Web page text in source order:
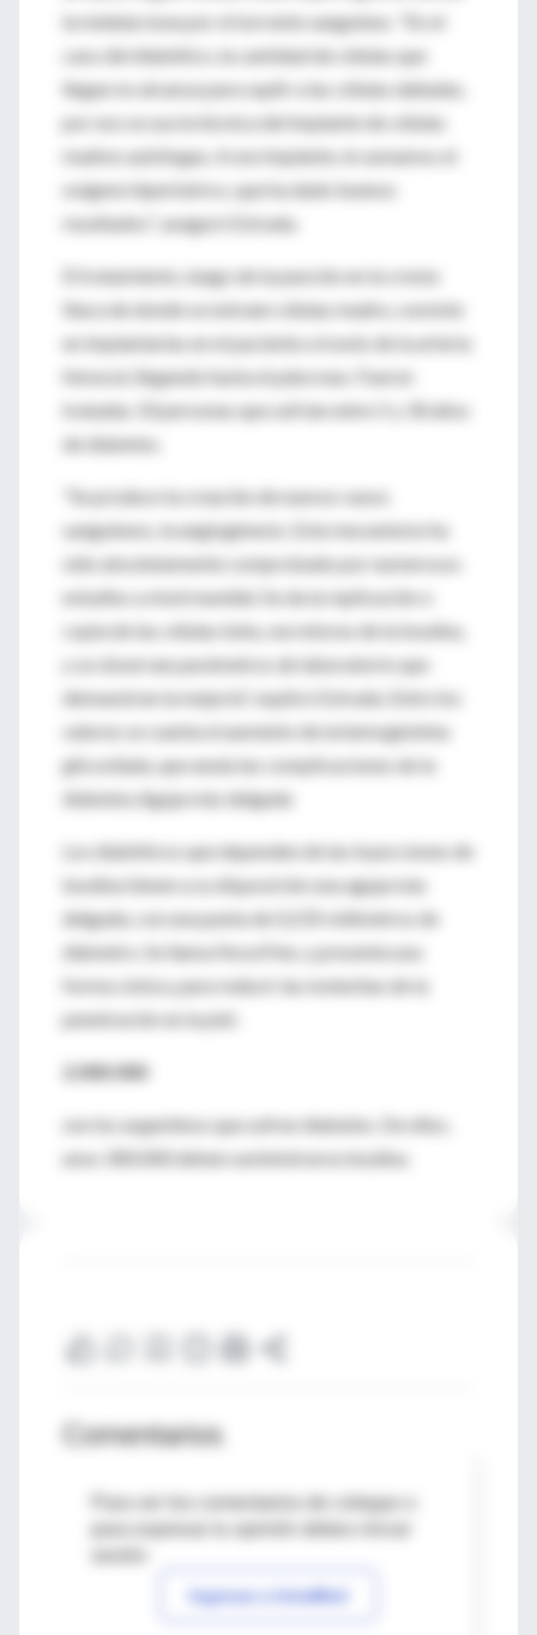
la médula ósea por el torrente sanguíneo. "En el
caso del diabético, la cantidad de células que
llegan no alcanza para suplir a las células dañadas,
por eso se usa la técnica del implante de células
madres autólogas. A ese implante, le sumamos el
oxígeno hiperbárico, que ha dado buenos
resultados", aseguró Estrada.
El tratamiento, luego de la punción en la cresta
ilíaca de donde se extraen células madre, consiste
en implantarlas en el paciente a través de la arteria
femoral, llegando hasta el páncreas. Fueron
tratadas 33 personas que sufrían entre 5 y 30 años
de diabetes.
"Se produce la creación de nuevos vasos
sanguíneos, la angiogénesis. Este mecanismo ha
sido absolutamente comprobado por numerosos
estudios a nivel mundial. Se da la replicación o
copia de las células beta, secretoras de la insulina,
y se observan parámetros de laboratorio que
demuestran la mejoría", explicó Estrada. Entre los
valores se cuenta el aumento de la hemoglobina
glicosilada, que anula las complicaciones de la
diabetes.Aguja más delgada
Los diabéticos que dependen de las inyecciones de
insulina tienen a su disposición una aguja más
delgada, con una punta de 0,235 milímetros de
diámetro. Se llama NovoFine, y presenta una
forma cónica, para reducir las molestias de la
penetración en la piel.
2.000.000
son los argentinos que sufren diabetes. De ellos,
unos 300.000 deben suministrarse insulina.
Comentarios
Para ver los comentarios de colegas o
Ingresar a IntraMed